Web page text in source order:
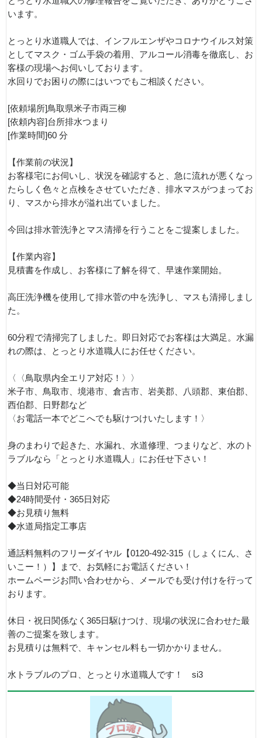
います。
とっとり水道職人では、インフルエンザやコロナウイルス対策
としてマスク・ゴム手袋の着用、アルコール消毒を徹底し、お
客様の現場へお伺いしております。
水回りでお困りの際にはいつでもご相談ください。
[依頼場所]鳥取県米子市両三柳
[依頼内容]台所排水つまり
[作業時間]60 分
【作業前の状況】
お客様宅にお伺いし、状況を確認すると、急に流れが悪くなっ
たらしく色々と点検をさせていただき、排水マスがつまってお
り、マスから排水が溢れ出ていました。
今回は排水菅洗浄とマス清掃を行うことをご提案しました。
【作業内容】
見積書を作成し、お客様に了解を得て、早速作業開始。
高圧洗浄機を使用して排水菅の中を洗浄し、マスも清掃しまし
た。
60分程で清掃完了しました。即日対応でお客様は大満足。水漏
れの際は、とっとり水道職人にお任せください。
〈〈鳥取県内全エリア対応！〉〉
米子市、鳥取市、境港市、倉吉市、岩美郡、八頭郡、東伯郡、
西伯郡、日野郡など
〈お電話一本でどこへでも駆けつけいたします！〉
身のまわりで起きた、水漏れ、水道修理、つまりなど、水のト
ラブルなら「とっとり水道職人」にお任せ下さい！
◆当日対応可能
◆24時間受付・365日対応
◆お見積り無料
◆水道局指定工事店
通話料無料のフリーダイヤル【0120-492-315（しょくにん、さ
いこー！）】まで、お気軽にお電話ください！
ホームページお問い合わせから、メールでも受け付けを行って
おります。
休日・祝日関係なく365日駆けつけ、現場の状況に合わせた最
善のご提案を致します。
お見積りは無料で、キャンセル料も一切かかりません。
水トラブルのプロ、とっとり水道職人です！ si3